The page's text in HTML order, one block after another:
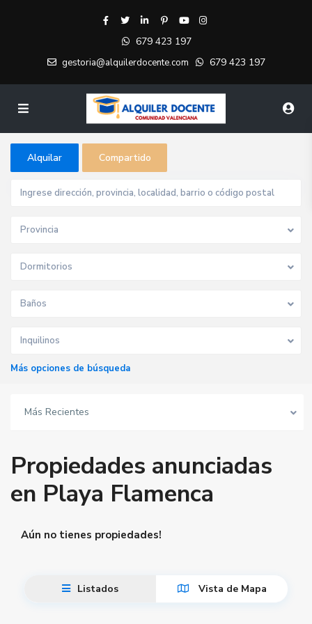
679 423 197
gestoria@alquilerdocente.com 679 423 197
Alquilar Compartido
Provincia
Dormitorios
Baños
Inquilinos
Más opciones de búsqueda
Más Recientes
Propiedades anunciadas
en Playa Flamenca
Aún no tienes propiedades!
Listados Vista de Mapa